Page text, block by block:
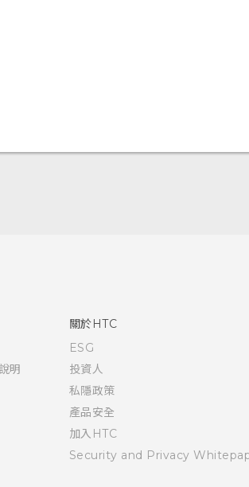
明
關於HTC
ESG
投資人
私隱政策
產品安全
加入HTC
Security and Privacy